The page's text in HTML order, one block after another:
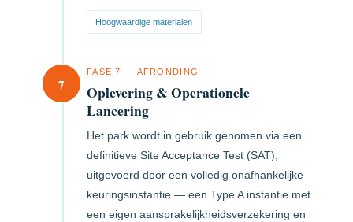
Hoogwaardige materialen
7
FASE 7 — AFRONDING
Oplevering & Operationele
Lancering
Het park wordt in gebruik genomen via een
definitieve Site Acceptance Test (SAT),
uitgevoerd door een volledig onafhankelijke
keuringsinstantie — een Type A instantie met
een eigen aansprakelijkheidsverzekering en